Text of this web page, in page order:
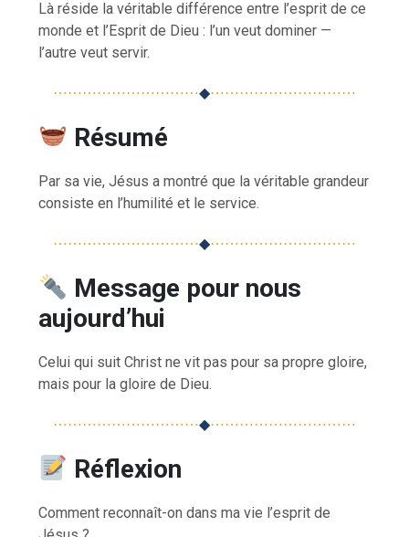
Là réside la véritable différence entre l’esprit de ce
monde et l’Esprit de Dieu : l’un veut dominer —
l’autre veut servir.
⋯⋯⋯⋯⋯⋯⋯⋯⋯⋯◆⋯⋯⋯⋯⋯⋯⋯⋯⋯⋯
Résumé
Par sa vie, Jésus a montré que la véritable grandeur
consiste en l’humilité et le service.
⋯⋯⋯⋯⋯⋯⋯⋯⋯⋯◆⋯⋯⋯⋯⋯⋯⋯⋯⋯⋯
Message pour nous
aujourd’hui
Celui qui suit Christ ne vit pas pour sa propre gloire,
mais pour la gloire de Dieu.
⋯⋯⋯⋯⋯⋯⋯⋯⋯⋯◆⋯⋯⋯⋯⋯⋯⋯⋯⋯⋯
Réflexion
Comment reconnaît-on dans ma vie l’esprit de